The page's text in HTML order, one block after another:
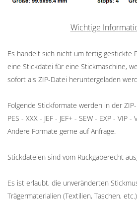
Wichtige
Es handelt sich nicht um fertig gestickte
eine Stickdatei für eine Stickmaschine,
sofort als ZIP-Datei heruntergeladen
Folgende Stickformate werden in der
PES - XXX - JEF - JEF+ - SEW - EXP - VIP -
Andere Formate gerne auf Anfrage.
Stickdateien sind vom Rückgaberecht
Es ist erlaubt, die unveränderten
Trägermaterialien (Textilien, Taschen,